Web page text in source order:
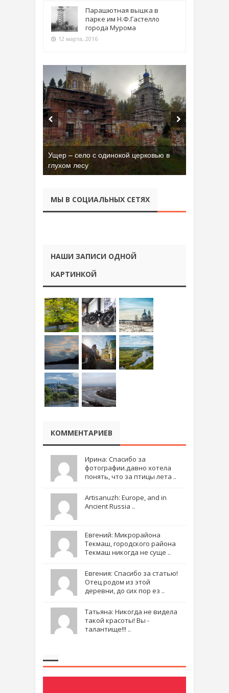
Парашютная вышка в
парке им Н.Ф.Гастелло
города Мурома
12 марта, 2016
Ущер – село с одинокой церковью в
глухом лесу
МЫ В СОЦИАЛЬНЫХ СЕТЯХ
НАШИ ЗАПИСИ ОДНОЙ
КАРТИНКОЙ
КОММЕНТАРИЕВ
Ирина: Спасибо за
фотографии.давно хотела
понять, что за птицы лета ..
Artisanuzh: Europe, and in
Ancient Russia ..
Евгений: Микрорайона
Текмаш, городского района
Текмаш никогда не суще ..
Евгения: Спасибо за статью!
Отец родом из этой
деревни, до сих пор ез ..
Татьяна: Никогда не видела
такой красоты! Вы -
талантище!!! ..